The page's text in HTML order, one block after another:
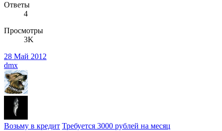
Ответы
4
Просмотры
3K
28 Май 2012
dmx
Возьму в кредит Требуется 3000 рублей на месяц